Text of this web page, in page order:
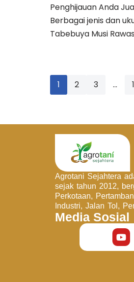
Penghijauan Anda
Berbagai jenis dan
Tabebuya Musi
1 2 3 …
Agrotani Sejahtera
sejak tahun 2012,
Perkotaan,
Industri, Jalan Tol,
Media Sosial